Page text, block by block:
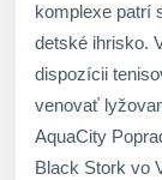
komplexe patrí
detské ihrisko.
dispozícii
venovať
AquaCity
Black Stork vo